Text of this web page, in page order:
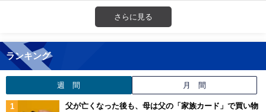
さらに見る
ランキング
週 間 月 間
父が亡くなった後も、母は父の「家族カード」で買い物